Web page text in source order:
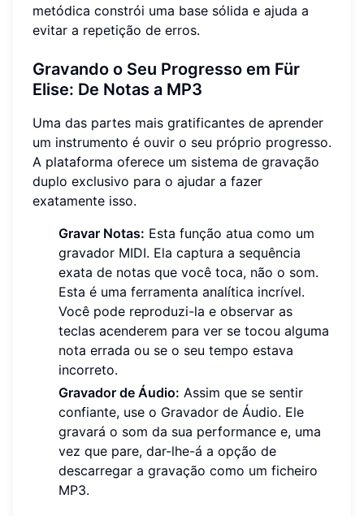
metódica constrói uma base sólida e ajuda a
evitar a repetição de erros.
Gravando o Seu Progresso em Für
Elise: De Notas a MP3
Uma das partes mais gratificantes de aprender
um instrumento é ouvir o seu próprio progresso.
A plataforma oferece um sistema de gravação
duplo exclusivo para o ajudar a fazer
exatamente isso.
Gravar Notas: Esta função atua como um
gravador MIDI. Ela captura a sequência
exata de notas que você toca, não o som.
Esta é uma ferramenta analítica incrível.
Você pode reproduzi-la e observar as
teclas acenderem para ver se tocou alguma
nota errada ou se o seu tempo estava
incorreto.
Gravador de Áudio: Assim que se sentir
confiante, use o Gravador de Áudio. Ele
gravará o som da sua performance e, uma
vez que pare, dar-lhe-á a opção de
descarregar a gravação como um ficheiro
MP3.